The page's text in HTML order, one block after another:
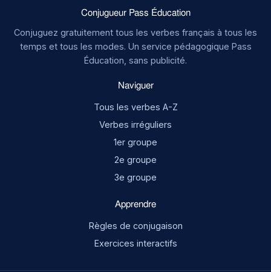
Conjugueur Pass Éducation
Conjuguez gratuitement tous les verbes français à tous les
temps et tous les modes. Un service pédagogique Pass
Éducation, sans publicité.
Naviguer
Tous les verbes A-Z
Verbes irréguliers
1er groupe
2e groupe
3e groupe
Apprendre
Règles de conjugaison
Exercices interactifs